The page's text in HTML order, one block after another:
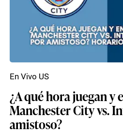
¿A qué hora juegan y
Manchester City vs.
amistoso?
En Vivo US